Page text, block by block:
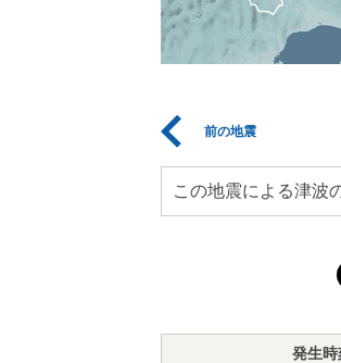
前の地震
この地震による津波
発生時